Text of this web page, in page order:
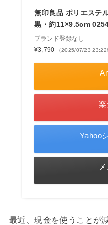
無印良品 ポリエステ
黒・約11×9.5cm
ブランド登録なし
¥3,790
（2025/07/23 23:22
Yahoo
最近、現金を使うことが